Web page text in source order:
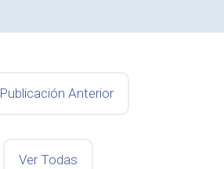
Publicación Anterior
Ver Todas